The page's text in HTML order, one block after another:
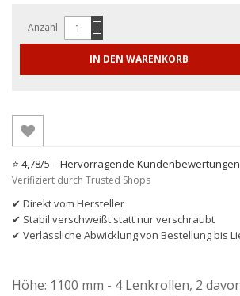
Anzahl
IN DEN WARENKORB
⭐ 4,78/5 – Hervorragende Kundenbewertungen
Verifiziert durch Trusted Shops
✔ Direkt vom Hersteller
✔ Stabil verschweißt statt nur verschraubt
✔ Verlässliche Abwicklung von Bestellung bis
Höhe: 1100 mm - 4 Lenkrollen, 2